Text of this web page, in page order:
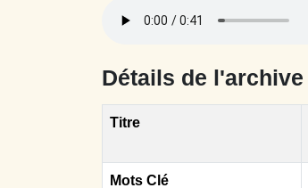
Détails de l'archive
Titre
Mots Clé